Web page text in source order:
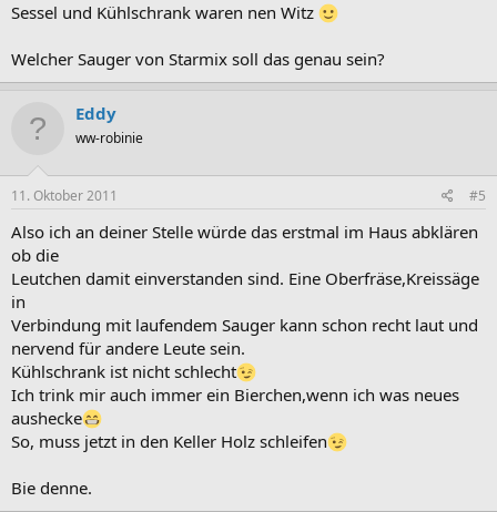
Sessel und Kühlschrank waren nen Witz
Welcher Sauger von Starmix soll das genau sein?
Eddy
ww-robinie
11. Oktober 2011 #5
Also ich an deiner Stelle würde das erstmal im Haus abklären
ob die
Leutchen damit einverstanden sind. Eine Oberfräse,Kreissäge
in
Verbindung mit laufendem Sauger kann schon recht laut und
nervend für andere Leute sein.
Kühlschrank ist nicht schlecht
Ich trink mir auch immer ein Bierchen,wenn ich was neues
aushecke
So, muss jetzt in den Keller Holz schleifen
Bie denne.